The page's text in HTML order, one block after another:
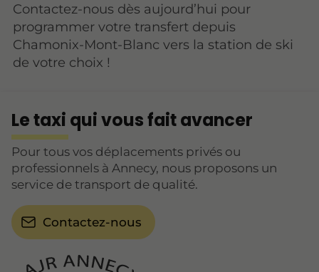
Contactez-nous dès aujourd’hui pour
programmer votre transfert depuis
Chamonix-Mont-Blanc vers la station de ski
de votre choix !
Le taxi qui vous fait avancer
Pour tous vos déplacements privés ou
professionnels à Annecy, nous proposons un
service de transport de qualité.
Contactez-nous